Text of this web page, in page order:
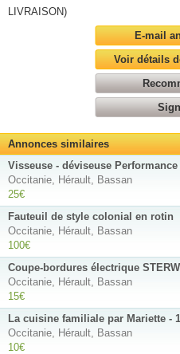
LIVRAISON)
E-mail
Voir détails
Annonces similaires
Visseuse - déviseuse
Occitanie, Hérault, Bassan
25€
Fauteuil de style colonial en rotin
Occitanie, Hérault, Bassan
100€
Coupe-bordures électrique
Occitanie, Hérault, Bassan
15€
La cuisine familiale par Mariette -
Occitanie, Hérault, Bassan
10€